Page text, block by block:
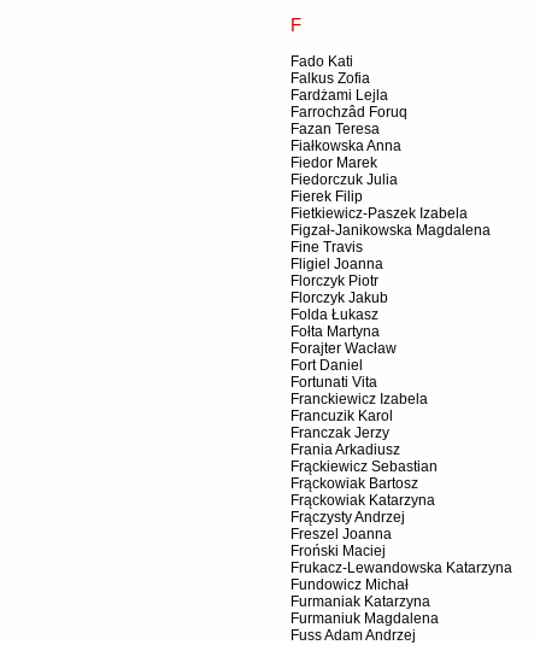
F
Fado Kati
Falkus Zofia
Fardżami Lejla
Farrochzâd Foruq
Fazan Teresa
Fiałkowska Anna
Fiedor Marek
Fiedorczuk Julia
Fierek Filip
Fietkiewicz-Paszek Izabela
Figzał-Janikowska Magdalena
Fine Travis
Fligiel Joanna
Florczyk Piotr
Florczyk Jakub
Folda Łukasz
Fołta Martyna
Forajter Wacław
Fort Daniel
Fortunati Vita
Franckiewicz Izabela
Francuzik Karol
Franczak Jerzy
Frania Arkadiusz
Frąckiewicz Sebastian
Frąckowiak Bartosz
Frąckowiak Katarzyna
Frączysty Andrzej
Freszel Joanna
Froński Maciej
Frukacz-Lewandowska Katarzyna
Fundowicz Michał
Furmaniak Katarzyna
Furmaniuk Magdalena
Fuss Adam Andrzej